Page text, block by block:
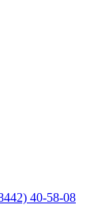
40-58-08